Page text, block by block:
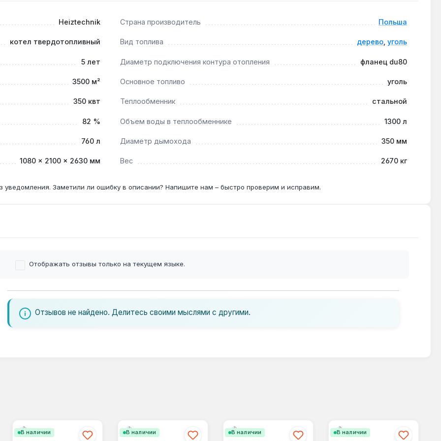
Plus 350 и как часто нужно загружать топливо?
требуется 1-2 раза в сутки, что удобно для объектов без постоянного присутствия персонала.
1300 л и диаметр дымохода 350 мм, что позволяет подключать её к мощным дымоходам и
Heiztechnik Страна производитель Польша
котел твердотопливный Вид топлива дерево уголь
5 лет Диаметр подключения контура отопления фланец du80
3500 м² Основное топливо уголь
350 квт Теплообменник стальной
82 % Объем воды в теплообменнике 1300 л
760 л Диаметр дымохода 350 мм
1080 × 2100 × 2630 мм Вес 2670 кг
уведомления. Заметили ли ошибку в описании? Напишите нам – быстро проверим и исправим.
Отображать отзывы только на текущем языке.
Отзывов не найдено. Делитесь своими мыслями с другими.
В наличии В наличии В наличии В наличии